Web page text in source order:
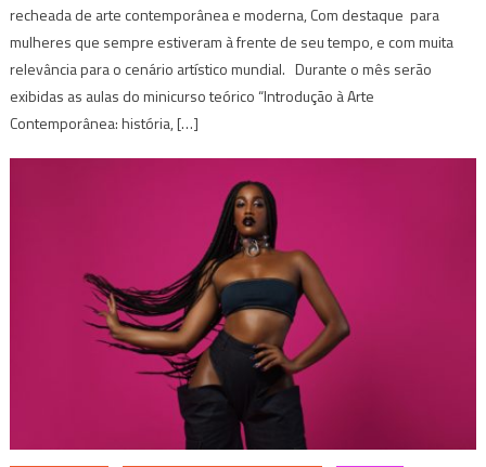
recheada de arte contemporânea e moderna, Com destaque para
mulheres que sempre estiveram à frente de seu tempo, e com muita
relevância para o cenário artístico mundial. Durante o mês serão
exibidas as aulas do minicurso teórico “Introdução à Arte
Contemporânea: história, […]